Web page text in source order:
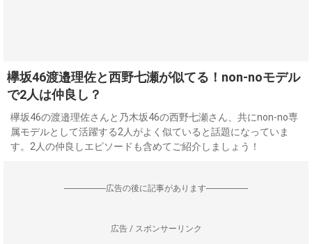
欅坂46渡邉理佐と西野七瀬が似てる！non-noモデル
で2人は仲良し？
欅坂46の渡邉理佐さんと乃木坂46の西野七瀬さん、共にnon-no専
属モデルとして活躍する2人がよく似ていると話題になっていま
す。2人の仲良しエピソードも含めてご紹介しましょう！
--------------------広告の後に記事があります--------------------
広告 / スポンサーリンク